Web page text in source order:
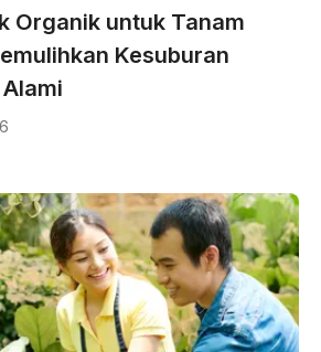
Organik untuk Tanam
Kesuburan